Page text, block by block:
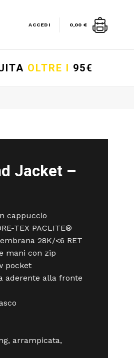
ACCEDI 0,00 €
OLTRE I 95€
Jacket –
cappuccio
TEX PACLITE®
28K/<6 RET
mani con zip
pocket
aderente alla fronte
arrampicata,